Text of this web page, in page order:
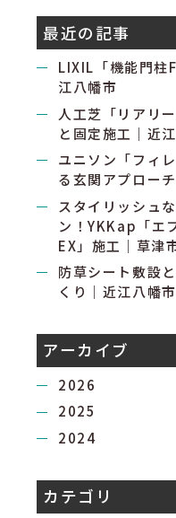
最近の記事
LIXIL「機能門柱
江八幡市
人工芝「リアリ
と固定施工｜近
ユニソン「フィ
る玄関アプロー
スタイリッシュ
ン！YKKap「エ
EX」施工｜草津
防草シート敷設
くり｜近江八幡市
アーカイブ
2026
2025
2024
カテゴリ